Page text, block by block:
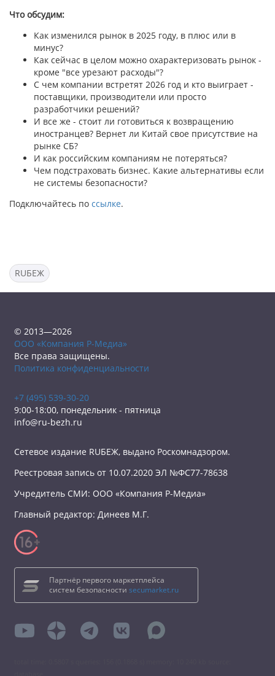
Что обсудим:
Как изменился рынок в 2025 году, в плюс или в
минус?
Как сейчас в целом можно охарактеризовать рынок -
кроме "все урезают расходы"?
С чем компании встретят 2026 год и кто выиграет -
поставщики, производители или просто
разработчики решений?
И все же - стоит ли готовиться к возвращению
иностранцев? Вернет ли Китай свое присутствие на
рынке СБ?
И как российским компаниям не потеряться?
Чем подстраховать бизнес. Какие альтернативы если
не системы безопасности?
Подключайтесь по ссылке.
RUБЕЖ
© 2013—2026
ООО «Компания Р-Медиа»
Все права защищены.
Политика конфиденциальности
+7 (495) 539-30-20
9:00-18:00, понедельник - пятница
info@ru-bezh.ru
Сетевое издание RUБЕЖ, выдано Роскомнадзором.
Реестровая запись от 10.07.2020 ЭЛ №ФС77-78638
Учредитель СМИ: ООО «Компания Р-Медиа»
Главный редактор: Динеев М.Г.
Партнёр первого маркетплейса
систем безопасности secumarket.ru